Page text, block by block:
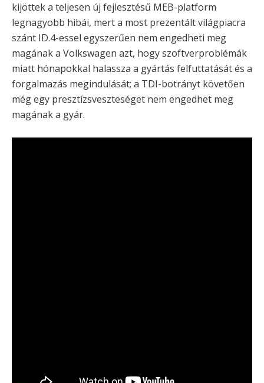
kijöttek a teljesen új fejlesztésű MEB-platform
legnagyobb hibái, mert a most prezentált világpiacra
szánt ID.4-essel egyszerűen nem engedheti meg
magának a Volkswagen azt, hogy szoftverproblémák
miatt hónapokkal halassza a gyártás felfuttatását és a
forgalmazás megindulását; a TDI-botrányt követően
még egy presztízsveszteséget nem engedhet meg
magának a gyár.